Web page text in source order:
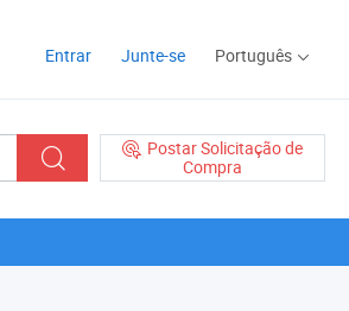
Entrar Junte-se Português
Postar Solicitação de
Compra